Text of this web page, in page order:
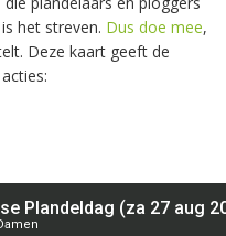
het streven. Dus doe mee,
Deze kaart geeft de